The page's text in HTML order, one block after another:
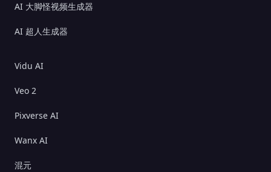
AI 大脚怪视频生成器
AI 超人生成器
Vidu AI
Veo 2
Pixverse AI
Wanx AI
混元